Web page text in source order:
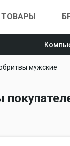
ТОВАРЫ
мужские